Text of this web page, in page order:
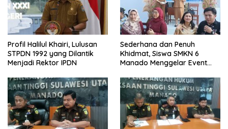
Profil Halilul Khairi, Lulusan
STPDN 1992 yang Dilantik
Menjadi Rektor IPDN
Sederhana dan Penuh
Khidmat, Siswa SMKN 6
Manado Menggelar Event